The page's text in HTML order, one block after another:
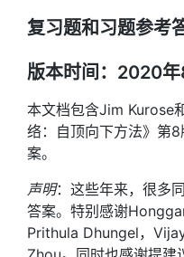
复习题和习题参考
版本时间：2020年
本文档包含Jim Kurose
络：自顶向下方法》第
案。
声明：这些年来，很多
答案。特别感谢
Prithula Dhungel，